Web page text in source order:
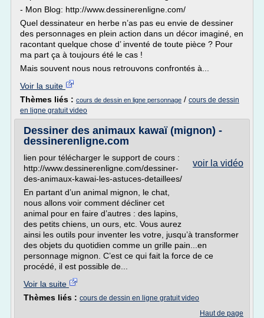
- Mon Blog: http://www.dessinerenligne.com/
Quel dessinateur en herbe n’as pas eu envie de dessiner
des personnages en plein action dans un décor imaginé, en
racontant quelque chose d’ inventé de toute pièce ? Pour
ma part ça à toujours été le cas !
Mais souvent nous nous retrouvons confrontés à...
Voir la suite
Thèmes liés : cours de dessin en ligne personnage / cours de dessin
en ligne gratuit video
Dessiner des animaux kawaï (mignon) -
dessinerenligne.com
voir la vidéo
lien pour télécharger le support de cours :
http://www.dessinerenligne.com/dessiner-
des-animaux-kawai-les-astuces-detaillees/
En partant d’un animal mignon, le chat,
nous allons voir comment décliner cet
animal pour en faire d’autres : des lapins,
des petits chiens, un ours, etc. Vous aurez
ainsi les outils pour inventer les votre, jusqu’à transformer
des objets du quotidien comme un grille pain...en
personnage mignon. C’est ce qui fait la force de ce
procédé, il est possible de...
Voir la suite
Thèmes liés : cours de dessin en ligne gratuit video
Haut de page